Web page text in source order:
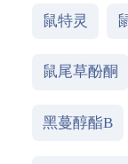
鼠特灵
鼠尾草酚酮
黑蔓醇酯B